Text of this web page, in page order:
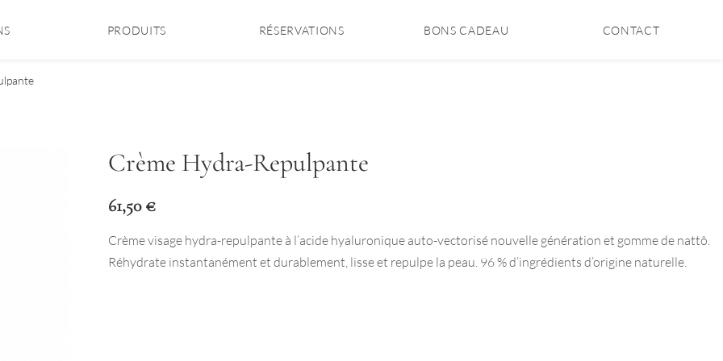
PRODUITS RÉSERVATIONS BONS CADEAU CONTACT
Crème Hydra-Repulpante
61,50€
Crème visage hydra-repulpante à l’acide hyaluronique auto-vectorisé nouvelle génération et gomme de nattô.
Réhydrate instantanément et durablement, lisse et repulpe la peau. 96 % d’ingrédients d’origine naturelle.